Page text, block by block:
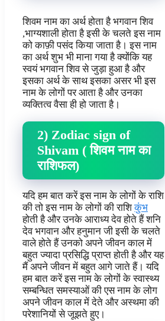
शिवम नाम का अर्थ होता है भगवान शिव
,भाग्यशाली होता है इसी के चलते इस नाम
को काफ़ी पसंद किया जाता है। इस नाम
का अर्थ शुभ भी माना गया है क्योंकि यह
स्वयं भगवान शिव से जुड़ा हुआ है और
इसका अर्थ के साथ इसका असर भी इस
नाम के लोगों पर आता है और उनका
व्यक्तित्व वैसा ही हो जाता है।
2) Zodiac sign of
Shivam ( शिवम नाम का
राशिफल)
यदि हम बात करें इस नाम के लोगों के राशि
की तो इस नाम के लोगों की राशिकुंभ
होती है और उनके आराध्य देव होते हैं शनि
देव भगवान और हनुमान जी इसी के चलते
वाले होते हैं उनको अपने जीवन काल में
बहुत ज्यादा प्रसिद्धि प्राप्त होती है और यह
मैं अपने जीवन में बहुत आगे जाते हैं। यदि
हम बात करें इस नाम के लोगों के स्वास्थ्य
सम्बन्धित समस्याओं की एस नाम के लोग
अपने जीवन काल में देते और अस्थमा की
परेशानियों से जूझते हुए।